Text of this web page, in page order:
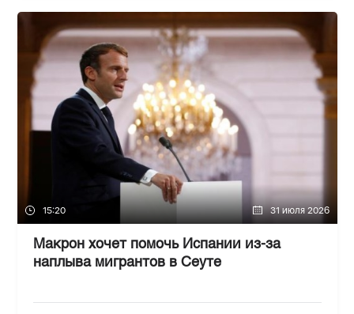
15:20 31 июля 2026
Макрон хочет помочь Испании из-за
наплыва мигрантов в Сеуте